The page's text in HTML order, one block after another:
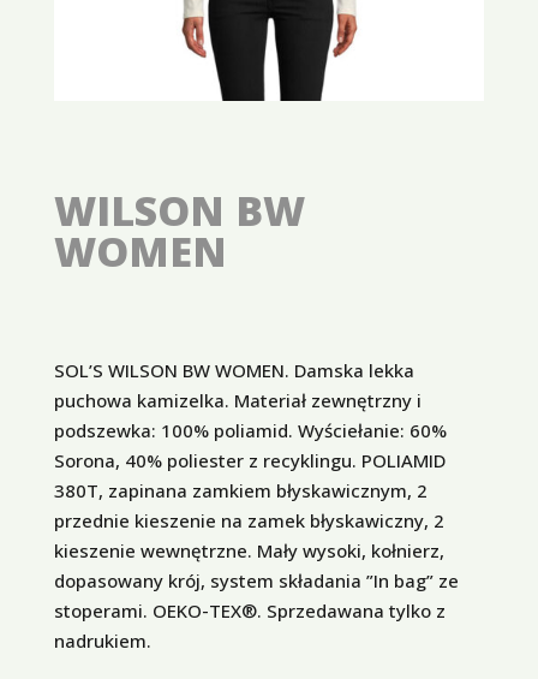
WILSON BW
WOMEN
SOL’S WILSON BW WOMEN. Damska lekka
puchowa kamizelka. Materiał zewnętrzny i
podszewka: 100% poliamid. Wyściełanie: 60%
Sorona, 40% poliester z recyklingu. POLIAMID
380T, zapinana zamkiem błyskawicznym, 2
przednie kieszenie na zamek błyskawiczny, 2
kieszenie wewnętrzne. Mały wysoki, kołnierz,
dopasowany krój, system składania ”In bag” ze
stoperami. OEKO-TEX®. Sprzedawana tylko z
nadrukiem.